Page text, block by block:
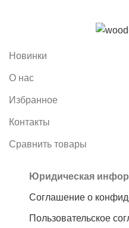
Новинки
О нас
Избранное
Контакты
Сравнить товары
Юридическая
Соглашение о
Пользовательское